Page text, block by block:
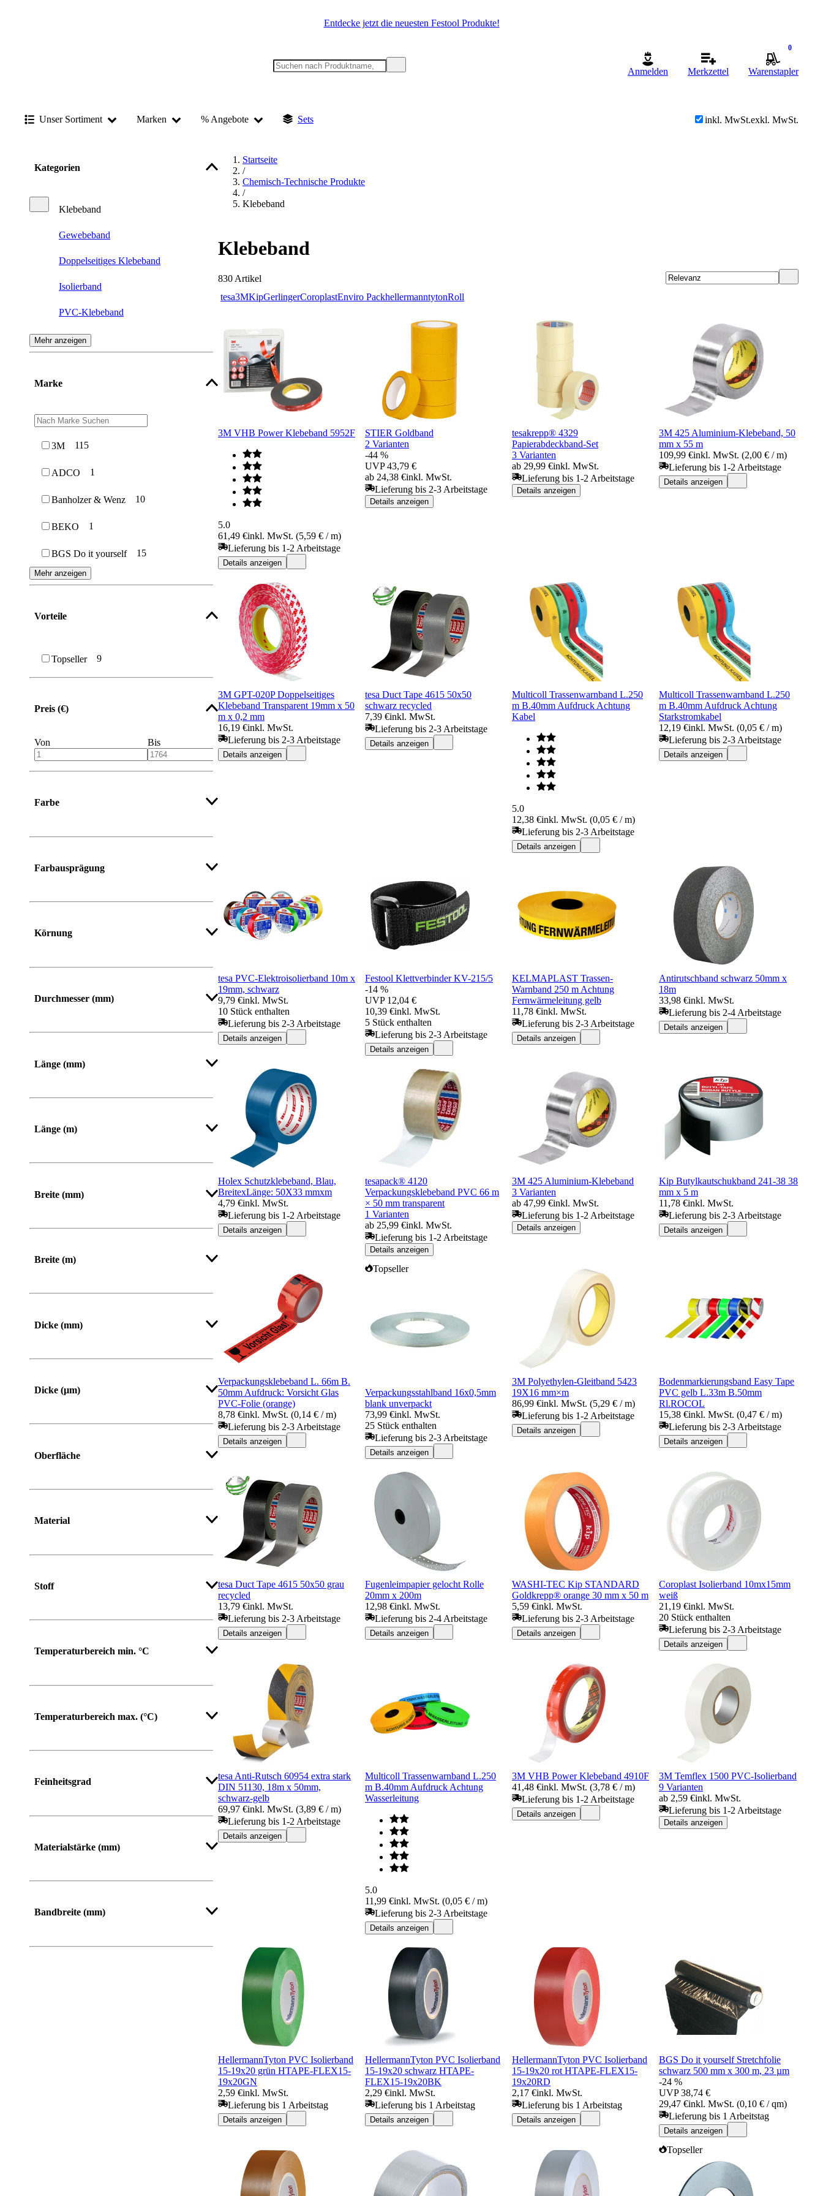
Entdecke jetzt die neuesten Festool Produkte!
Anmelden Merkzettel
0
Warenstapler
Unser Sortiment Marken % Angebote Sets inkl. MwSt.exkl. MwSt.
Kategorien
Klebeband
Gewebeband
Doppelseitiges Klebeband
Isolierband
PVC-Klebeband
Aluband
Warnband
Packband
Klebe-Schutzfolie & Stretchfolie
Klettband
Lärmstopper & Filzgleiter
Klebefilm
Mehr anzeigen
Marke
3M 115
ADCO 1
Banholzer & Wenz 10
BEKO 1
BGS Do it yourself 15
Mehr anzeigen
Vorteile
Topseller 9
Preis (€)
Von Bis
Farbe
Farbausprägung
Körnung
Durchmesser (mm)
Länge (mm)
Von Bis
Länge (m)
Breite (mm)
Von Bis
Breite (m)
Dicke (mm)
Dicke (µm)
Oberfläche
Material
Stoff
Temperaturbereich min. °C
Temperaturbereich max. (°C)
Feinheitsgrad
Materialstärke (mm)
Bandbreite (mm)
Startseite
/
Chemisch-Technische Produkte
/
Klebeband
Klebeband
830 Artikel
tesa3MKipGerlingerCoroplastEnviro PackhellermanntytonRoll
3M VHB Power Klebeband 5952F
5.0
61,49 €inkl. MwSt. (5,59 € / m)
Lieferung bis 1-2 Arbeitstage
Details anzeigen
STIER Goldband
2 Varianten
-44 %
UVP 43,79 €
ab 24,38 €inkl. MwSt.
Lieferung bis 2-3 Arbeitstage
Details anzeigen
tesakrepp® 4329
Papierabdeckband-Set
3 Varianten
ab 29,99 €inkl. MwSt.
Lieferung bis 1-2 Arbeitstage
Details anzeigen
3M 425 Aluminium-Klebeband, 50
mm x 55 m
109,99 €inkl. MwSt. (2,00 € / m)
Lieferung bis 1-2 Arbeitstage
Details anzeigen
3M GPT-020P Doppelseitiges
Klebeband Transparent 19mm x 50
m x 0,2 mm
16,19 €inkl. MwSt.
Lieferung bis 2-3 Arbeitstage
Details anzeigen
tesa Duct Tape 4615 50x50
schwarz recycled
7,39 €inkl. MwSt.
Lieferung bis 2-3 Arbeitstage
Details anzeigen
Multicoll Trassenwarnband L.250
m B.40mm Aufdruck Achtung
Kabel
5.0
12,38 €inkl. MwSt. (0,05 € / m)
Lieferung bis 2-3 Arbeitstage
Details anzeigen
Multicoll Trassenwarnband L.250
m B.40mm Aufdruck Achtung
Starkstromkabel
12,19 €inkl. MwSt. (0,05 € / m)
Lieferung bis 2-3 Arbeitstage
Details anzeigen
tesa PVC-Elektroisolierband 10m x
19mm, schwarz
9,79 €inkl. MwSt.
10 Stück enthalten
Lieferung bis 2-3 Arbeitstage
Details anzeigen
Festool Klettverbinder KV-215/5
-14 %
UVP 12,04 €
10,39 €inkl. MwSt.
5 Stück enthalten
Lieferung bis 2-3 Arbeitstage
Details anzeigen
KELMAPLAST Trassen-
Warnband 250 m Achtung
Fernwärmeleitung gelb
11,78 €inkl. MwSt.
Lieferung bis 2-3 Arbeitstage
Details anzeigen
Antirutschband schwarz 50mm x
18m
33,98 €inkl. MwSt.
Lieferung bis 2-4 Arbeitstage
Details anzeigen
Holex Schutzklebeband, Blau,
BreitexLänge: 50X33 mmxm
4,79 €inkl. MwSt.
Lieferung bis 1-2 Arbeitstage
Details anzeigen
tesapack® 4120
Verpackungsklebeband PVC 66 m
× 50 mm transparent
1 Varianten
ab 25,99 €inkl. MwSt.
Lieferung bis 1-2 Arbeitstage
Details anzeigen
3M 425 Aluminium-Klebeband
3 Varianten
ab 47,99 €inkl. MwSt.
Lieferung bis 1-2 Arbeitstage
Details anzeigen
Kip Butylkautschukband 241-38 38
mm x 5 m
11,78 €inkl. MwSt.
Lieferung bis 2-3 Arbeitstage
Details anzeigen
Verpackungsklebeband L. 66m B.
50mm Aufdruck: Vorsicht Glas
PVC-Folie (orange)
8,78 €inkl. MwSt. (0,14 € / m)
Lieferung bis 2-3 Arbeitstage
Details anzeigen
Topseller
Verpackungsstahlband 16x0,5mm
blank unverpackt
73,99 €inkl. MwSt.
25 Stück enthalten
Lieferung bis 2-3 Arbeitstage
Details anzeigen
3M Polyethylen-Gleitband 5423
19X16 mm×m
86,99 €inkl. MwSt. (5,29 € / m)
Lieferung bis 1-2 Arbeitstage
Details anzeigen
Bodenmarkierungsband Easy Tape
PVC gelb L.33m B.50mm
Rl.ROCOL
15,38 €inkl. MwSt. (0,47 € / m)
Lieferung bis 2-3 Arbeitstage
Details anzeigen
tesa Duct Tape 4615 50x50 grau
recycled
13,79 €inkl. MwSt.
Lieferung bis 2-3 Arbeitstage
Details anzeigen
Fugenleimpapier gelocht Rolle
20mm x 200m
12,98 €inkl. MwSt.
Lieferung bis 2-4 Arbeitstage
Details anzeigen
WASHI-TEC Kip STANDARD
Goldkrepp® orange 30 mm x 50 m
5,59 €inkl. MwSt.
Lieferung bis 2-3 Arbeitstage
Details anzeigen
Coroplast Isolierband 10mx15mm
weiß
21,19 €inkl. MwSt.
20 Stück enthalten
Lieferung bis 2-3 Arbeitstage
Details anzeigen
tesa Anti-Rutsch 60954 extra stark
DIN 51130, 18m x 50mm,
schwarz-gelb
69,97 €inkl. MwSt. (3,89 € / m)
Lieferung bis 1-2 Arbeitstage
Details anzeigen
Multicoll Trassenwarnband L.250
m B.40mm Aufdruck Achtung
Wasserleitung
5.0
11,99 €inkl. MwSt. (0,05 € / m)
Lieferung bis 2-3 Arbeitstage
Details anzeigen
3M VHB Power Klebeband 4910F
41,48 €inkl. MwSt. (3,78 € / m)
Lieferung bis 1-2 Arbeitstage
Details anzeigen
3M Temflex 1500 PVC-Isolierband
9 Varianten
ab 2,59 €inkl. MwSt.
Lieferung bis 1-2 Arbeitstage
Details anzeigen
HellermannTyton PVC Isolierband
15-19x20 grün HTAPE-FLEX15-
19x20GN
2,59 €inkl. MwSt.
Lieferung bis 1 Arbeitstag
Details anzeigen
HellermannTyton PVC Isolierband
15-19x20 schwarz HTAPE-
FLEX15-19x20BK
2,29 €inkl. MwSt.
Lieferung bis 1 Arbeitstag
Details anzeigen
HellermannTyton PVC Isolierband
15-19x20 rot HTAPE-FLEX15-
19x20RD
2,17 €inkl. MwSt.
Lieferung bis 1 Arbeitstag
Details anzeigen
BGS Do it yourself Stretchfolie
schwarz 500 mm x 300 m, 23 µm
-24 %
UVP 38,74 €
29,47 €inkl. MwSt. (0,10 € / qm)
Lieferung bis 1 Arbeitstag
Details anzeigen
Topseller